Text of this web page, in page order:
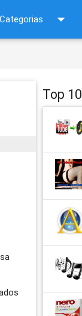
Categorias arrow_drop_down
Top 10